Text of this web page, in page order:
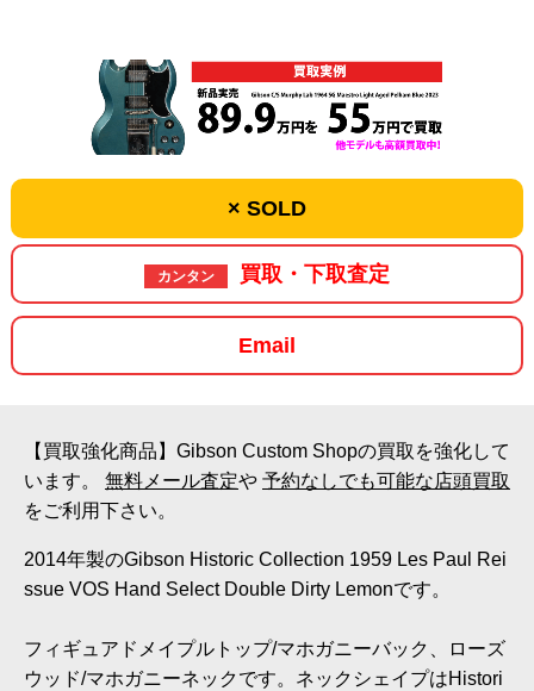
× SOLD
カンタン 買取・下取査定
Email
【買取強化商品】Gibson Custom Shopの買取を強化して
います。 無料メール査定や 予約なしでも可能な店頭買取
をご利用下さい。
2014年製のGibson Historic Collection 1959 Les Paul Rei
ssue VOS Hand Select Double Dirty Lemonです。
フィギュアドメイプルトップ/マホガニーバック、ローズ
ウッド/マホガニーネックです。ネックシェイプはHistori